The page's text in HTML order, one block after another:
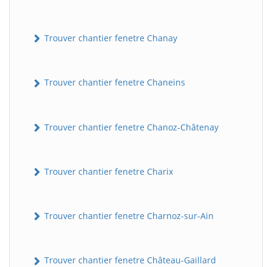
Trouver chantier fenetre Chanay
Trouver chantier fenetre Chaneins
Trouver chantier fenetre Chanoz-Châtenay
Trouver chantier fenetre Charix
Trouver chantier fenetre Charnoz-sur-Ain
Trouver chantier fenetre Château-Gaillard